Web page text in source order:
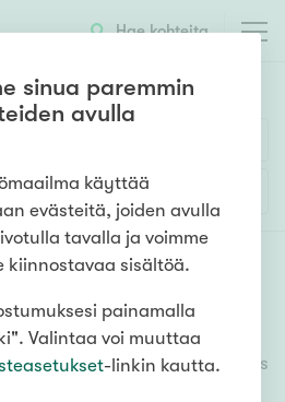
Hae kohteita
3h 4h 5h+
Vihti
asunnot Vihti, oli tarpeesi
ja satojen
auttaa sinua kenties
Katso alta kaikki
sinua paremmin
avulla
käyttää
evästeitä, joiden avulla
tavalla ja voimme
kiinnostavaa sisältöä.
painamalla
Valintaa voi muuttaa
-linkin kautta.